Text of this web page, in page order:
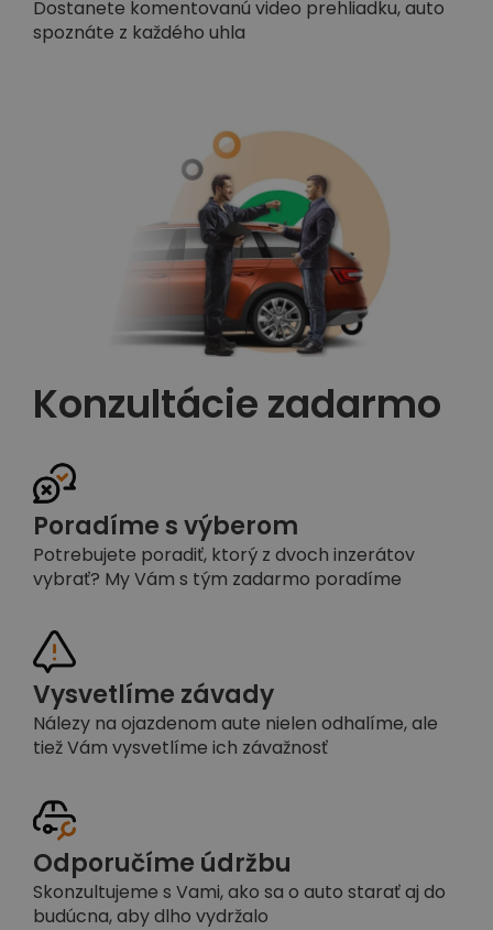
Dostanete komentovanú video prehliadku, auto
spoznáte z každého uhla
Konzultácie zadarmo
Poradíme s výberom
Potrebujete poradiť, ktorý z dvoch inzerátov
vybrať? My Vám s tým zadarmo poradíme
Vysvetlíme závady
Nálezy na ojazdenom aute nielen odhalíme, ale
tiež Vám vysvetlíme ich závažnosť
Odporučíme údržbu
Skonzultujeme s Vami, ako sa o auto starať aj do
budúcna, aby dlho vydržalo